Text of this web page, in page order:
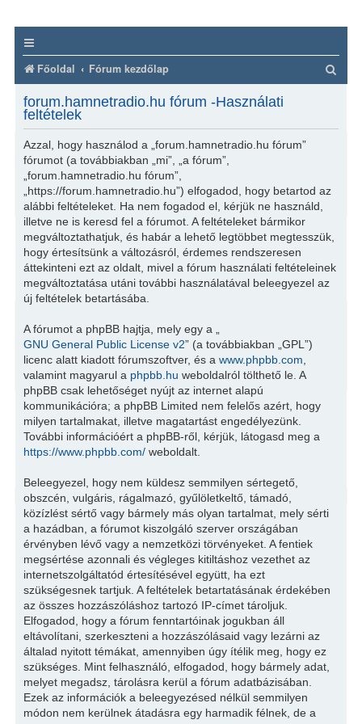
Főoldal Fórum kezdőlap
e
forum.hamnetradio.hu fórum -Használati
feltételek
Azzal, hogy használod a „forum.hamnetradio.hu fórum”
fórumot (a továbbiakban „mi”, „a fórum”,
„forum.hamnetradio.hu fórum”,
„https://forum.hamnetradio.hu”) elfogadod, hogy betartod az
alábbi feltételeket. Ha nem fogadod el, kérjük ne használd,
illetve ne is keresd fel a fórumot. A feltételeket bármikor
megváltoztathatjuk, és habár a lehető legtöbbet megtesszük,
hogy értesítsünk a változásról, érdemes rendszeresen
áttekinteni ezt az oldalt, mivel a fórum használati feltételeinek
megváltoztatása utáni további használatával beleegyezel az
új feltételek betartásába.
A fórumot a phpBB hajtja, mely egy a „
GNU General Public License v2” (a továbbiakban „GPL”)
licenc alatt kiadott fórumszoftver, és awww.phpbb.com
valamint magyarul a phpbb.hu weboldalról tölthető le. A
phpBB csak lehetőséget nyújt az internet alapú
kommunikációra; a phpBB Limited nem felelős azért, hogy
milyen tartalmakat, illetve magatartást engedélyezünk.
További információért a phpBB-ről, kérjük, látogasd meg a
https://www.phpbb.com/ weboldalt.
Beleegyezel, hogy nem küldesz semmilyen sértegető,
obszcén, vulgáris, rágalmazó, gyűlöletkeltő, támadó,
közízlést sértő vagy bármely más olyan tartalmat, mely sérti
a hazádban, a fórumot kiszolgáló szerver országában
érvényben lévő vagy a nemzetközi törvényeket. A fentiek
megsértése azonnali és végleges kitiltáshoz vezethet az
internetszolgáltatód értesítésével együtt, ha ezt
szükségesnek tartjuk. A feltételek betartatásának érdekében
az összes hozzászóláshoz tartozó IP-címet tároljuk.
Elfogadod, hogy a fórum fenntartóinak jogukban áll
eltávolítani, szerkeszteni a hozzászólásaid vagy lezárni az
általad nyitott témákat, amennyiben úgy ítélik meg, hogy ez
szükséges. Mint felhasználó, elfogadod, hogy bármely adat,
melyet megadsz, tárolásra kerül a fórum adatbázisában.
Ezek az információk a beleegyezésed nélkül semmilyen
módon nem kerülnek átadásra egy harmadik félnek, de a